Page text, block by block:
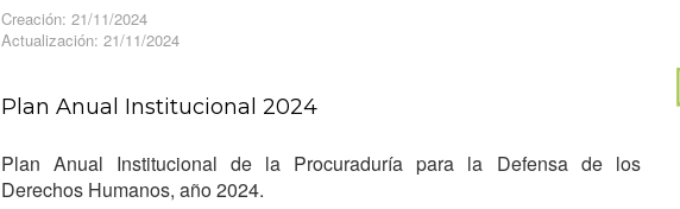
Creación: 21/11/2024
Actualización: 21/11/2024
Plan Anual Institucional 2024
Plan Anual Institucional de la Procuraduría para la Defensa de los
Derechos Humanos, año 2024.